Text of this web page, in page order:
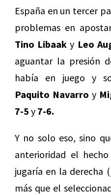
España en un tercer
problemas en
Tino Libaak y Leo
aguantar la presión
había en juego y
Paquito Navarro y
7-5 y 7-6.
Y no solo eso, sino
anterioridad el
jugaría en la derecha
más que el